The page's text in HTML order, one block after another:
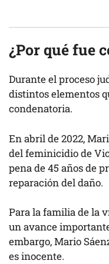
¿Por qué fue
Durante el proceso
distintos elementos
condenatoria.
En abril de 2022,
del feminicidio de
pena de 45 años de
reparación del daño.
Para la familia de la
un avance
embargo, Mario
es inocente.